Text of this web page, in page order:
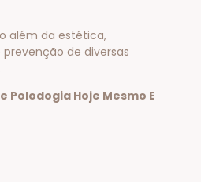
além da estética,
de diversas
Polodogia Hoje Mesmo E